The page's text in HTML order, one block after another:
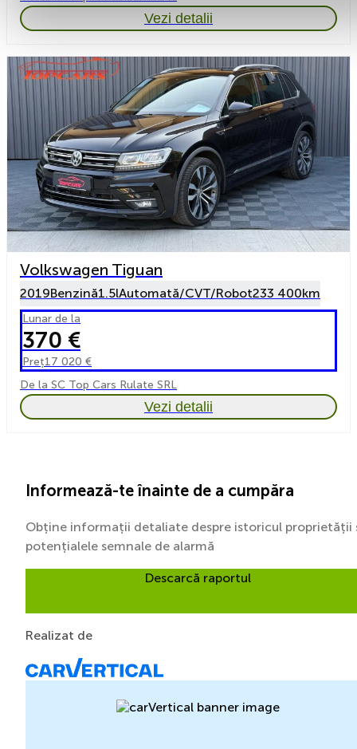
Vezi detalii
Volkswagen Tiguan
2019Benzină1.5lAutomată/CVT/Robot233 400km
Lunar de la
370 €
Preț17 020 €
De la SC Top Cars Rulate SRL
Vezi detalii
Informează-te înainte de a cumpăra
Obține informații detaliate despre istoricul proprietății
potențialele semnale de alarmă
Descarcă raportul
Realizat de